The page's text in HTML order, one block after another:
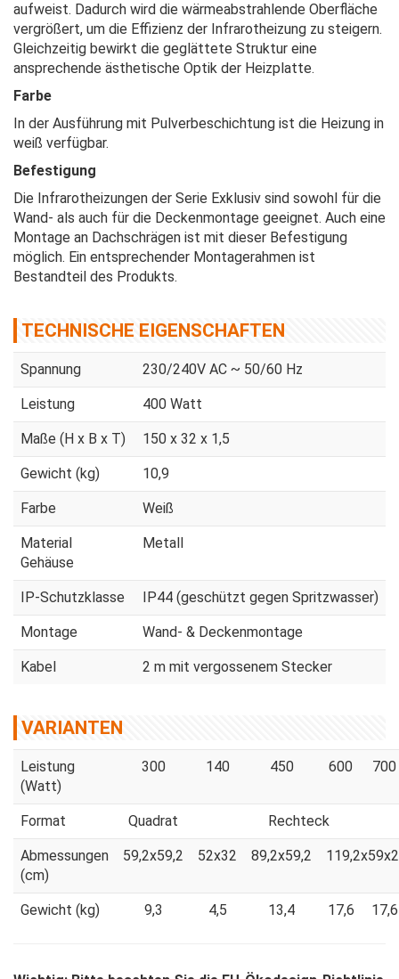
aufweist. Dadurch wird die wärmeabstrahlende Oberfläche
vergrößert, um die Effizienz der Infrarotheizung zu steigern.
Gleichzeitig bewirkt die geglättete Struktur eine
ansprechende ästhetische Optik der Heizplatte.
Farbe
In der Ausführung mit Pulverbeschichtung ist die Heizung in
weiß verfügbar.
Befestigung
Die Infrarotheizungen der Serie Exklusiv sind sowohl für die
Wand- als auch für die Deckenmontage geeignet. Auch eine
Montage an Dachschrägen ist mit dieser Befestigung
möglich. Ein entsprechender Montagerahmen ist
Bestandteil des Produkts.
TECHNISCHE EIGENSCHAFTEN
Spannung 230/240V AC ~ 50/60 Hz
Leistung 400 Watt
Maße (H x B x T) 150 x 32 x 1,5
Gewicht (kg) 10,9
Farbe Weiß
Material
Gehäuse
Metall
IP-Schutzklasse IP44 (geschützt gegen Spritzwasser)
Montage Wand- & Deckenmontage
Kabel 2 m mit vergossenem Stecker
VARIANTEN
Leistung
(Watt)
300 140 450 600 700
Format Quadrat Rechteck
Abmessungen
(cm)
59,2x59,2 52x32 89,2x59,2 119,2x59x2
Gewicht (kg) 9,3 4,5 13,4 17,6 17,6